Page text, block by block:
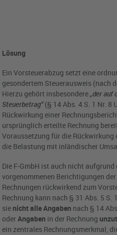
Lösung
Ein Vorsteuerabzug setzt eine
gesondertem Steuerausweis (nach
Hierzu gehört insbesondere„der auf
Steuerbetrag“(§ 14 Abs. 4 S. 1 Nr. 8
Rückwirkung einer
ursprünglich erteilte Rechnung
Voraussetzung für die
die Belastung mit inländischer
Die F-GmbH ist auch nicht
vorgenommenen Berichtigungen
Rechnungen rückwirkend zum
Rechnung kann nach § 31 Abs. 5 S.
sie nicht alle Angaben nach § 14
oderAngaben in der Rechnung
ein zentrales Rechnungsmerkmal,